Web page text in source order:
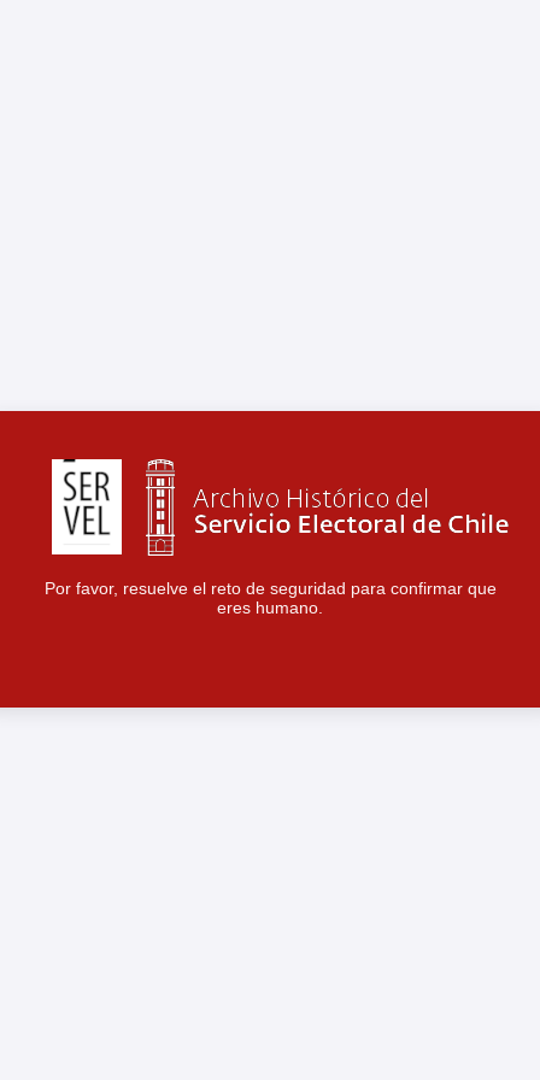
Por favor, resuelve el reto de seguridad para confirmar que
eres humano.